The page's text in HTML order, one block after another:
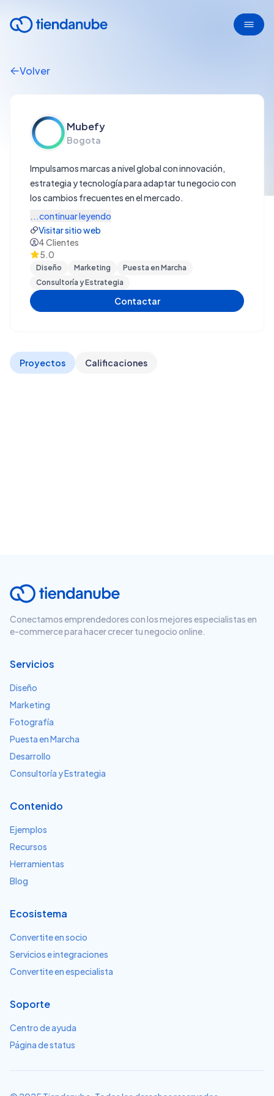
Volver
Mubefy
Bogota
Impulsamos marcas a nivel global con innovación,
estrategia y tecnología para adaptar tu negocio con
los cambios frecuentes en el mercado.
...continuar leyendo
Visitar sitio web
4Clientes
5.0
Diseño Marketing
Puesta en Marcha
Consultoría y Estrategia
Contactar
Proyectos Calificaciones
Conectamos emprendedores con los mejores especialistas en
e-commerce para hacer crecer tu negocio online.
Servicios
Diseño
Marketing
Fotografía
Puesta en Marcha
Desarrollo
Consultoría y Estrategia
Contenido
Ejemplos
Recursos
Herramientas
Blog
Ecosistema
Convertite en socio
Servicios e integraciones
Convertite en especialista
Soporte
Centro de ayuda
Página de status